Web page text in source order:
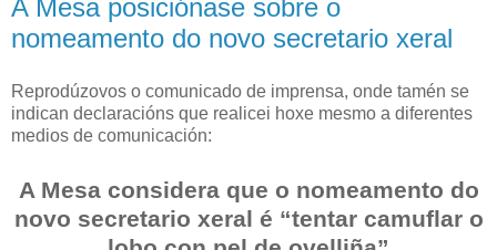
A Mesa posiciónase sobre o
nomeamento do novo secretario xeral
Reprodúzovos o comunicado de imprensa, onde tamén se
indican declaracións que realicei hoxe mesmo a diferentes
medios de comunicación:
A Mesa considera que o nomeamento do
novo secretario xeral é “tentar camuflar o